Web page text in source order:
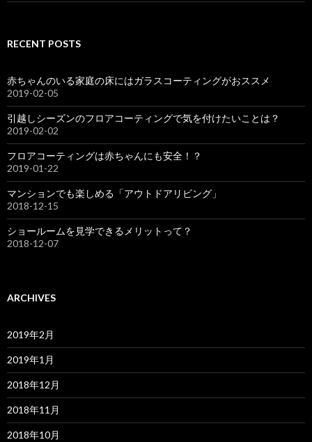
RECENT POSTS
赤ちゃんのいる家庭の床にはガラスコーティングがおススメ
2019-02-05
引越しシーズンのフロアコーティングで気を付けたいことは？
2019-02-02
フロアコーティングは赤ちゃんにも安全！？
2019-01-22
マンションでも楽しめる「アウトドアリビング」
2018-12-15
ショールームを見学できるメリットって？
2018-12-07
ARCHIVES
2019年2月
2019年1月
2018年12月
2018年11月
2018年10月